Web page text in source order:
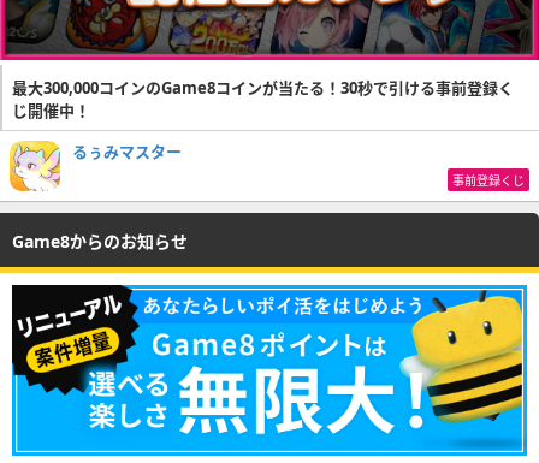
最大300,000コインのGame8コインが当たる！30秒で引ける事前登録く
じ開催中！
るぅみマスター
事前登録くじ
Game8からのお知らせ